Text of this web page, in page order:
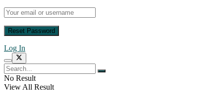
Log In
No Result
View All Result